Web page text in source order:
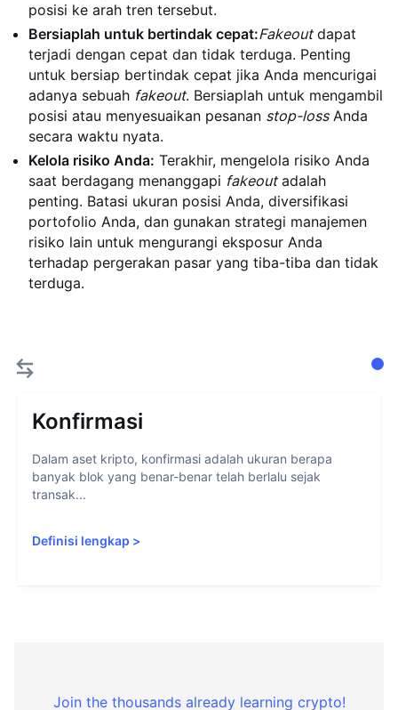
posisi ke arah tren tersebut.
Bersiaplah untuk bertindak cepat:Fakeoutdapat
terjadi dengan cepat dan tidak terduga. Penting
untuk bersiap bertindak cepat jika Anda mencurigai
adanya sebuah fakeout. Bersiaplah untuk mengambil
posisi atau menyesuaikan pesanan stop-lossAnda
secara waktu nyata.
Kelola risiko Anda: Terakhir, mengelola risiko Anda
saat berdagang menanggapi fakeoutadalah
penting. Batasi ukuran posisi Anda, diversifikasi
portofolio Anda, dan gunakan strategi manajemen
risiko lain untuk mengurangi eksposur Anda
terhadap pergerakan pasar yang tiba-tiba dan tidak
terduga.
Konfirmasi
Dalam aset kripto, konfirmasi adalah ukuran berapa
banyak blok yang benar-benar telah berlalu sejak
transak...
Definisi lengkap >
Join the thousands already learning crypto!